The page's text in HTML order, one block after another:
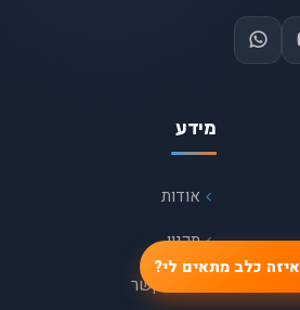
מידע
אודות
תקנון
יצירת קשר
איזה כלב מתאים לי?